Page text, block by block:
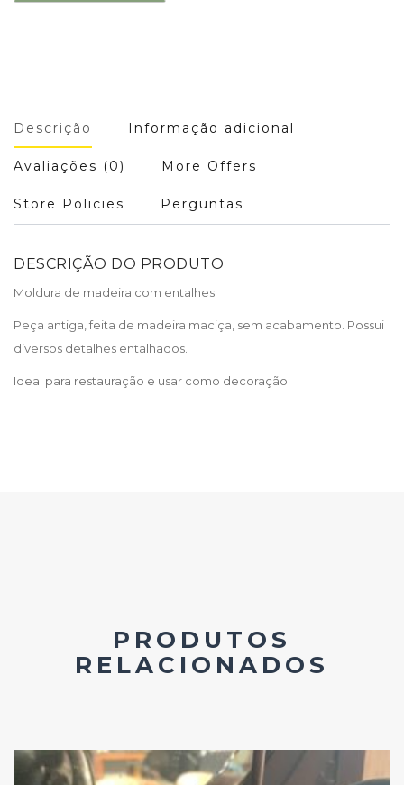
Descrição Informação adicional
Avaliações (0) More Offers
Store Policies Perguntas
DESCRIÇÃO DO PRODUTO
Moldura de madeira com entalhes.
Peça antiga, feita de madeira maciça, sem acabamento. Possui
diversos detalhes entalhados.
Ideal para restauração e usar como decoração.
PRODUTOS
RELACIONADOS